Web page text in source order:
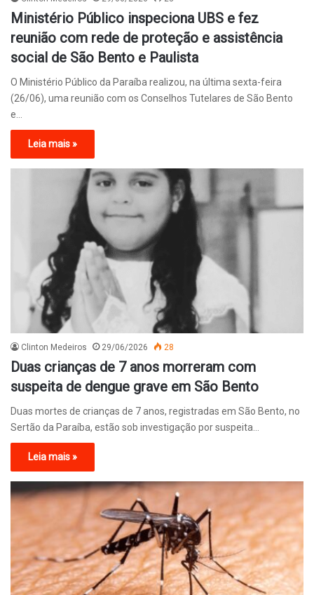
Ministério Público inspeciona UBS e fez
reunião com rede de proteção e assistência
social de São Bento e Paulista
O Ministério Público da Paraíba realizou, na última sexta-feira
(26/06), uma reunião com os Conselhos Tutelares de São Bento
e…
Leia mais »
Clinton Medeiros 29/06/2026 28
Duas crianças de 7 anos morreram com
suspeita de dengue grave em São Bento
Duas mortes de crianças de 7 anos, registradas em São Bento, no
Sertão da Paraíba, estão sob investigação por suspeita…
Leia mais »